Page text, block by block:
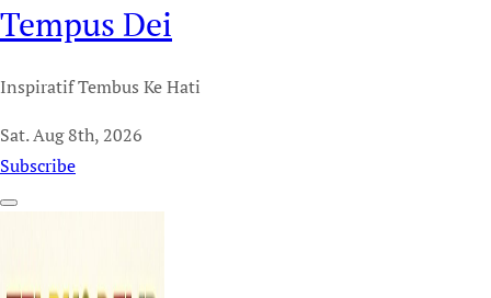
Tempus Dei
Inspiratif Tembus Ke Hati
Sat. Aug 8th, 2026
Subscribe